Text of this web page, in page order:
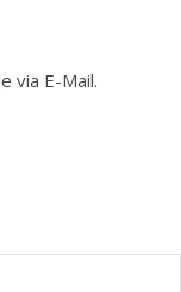
via E-Mail.